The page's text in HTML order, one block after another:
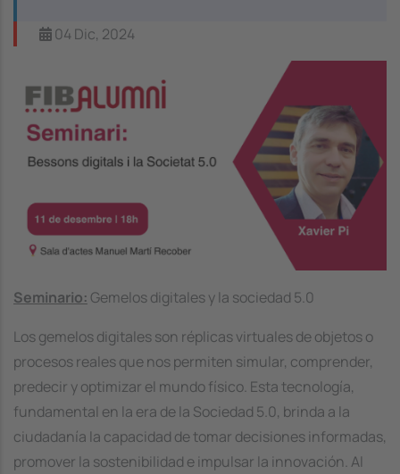
04 Dic, 2024
Seminario: Gemelos digitales y la sociedad 5.0
Los gemelos digitales son réplicas virtuales de objetos o
procesos reales que nos permiten simular, comprender,
predecir y optimizar el mundo físico. Esta tecnología,
fundamental en la era de la Sociedad 5.0, brinda a la
ciudadanía la capacidad de tomar decisiones informadas,
promover la sostenibilidad e impulsar la innovación. Al